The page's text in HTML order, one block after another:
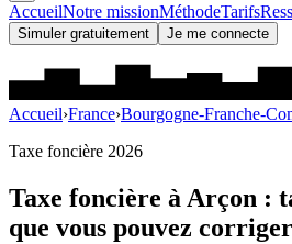
AccueilNotre missionMéthodeTarifs
Simuler gratuitement Je me connecte
Accueil›France›Bourgogne-Franche-
Taxe foncière 2026
Taxe foncière àArçon :
que vous pouvez corriger